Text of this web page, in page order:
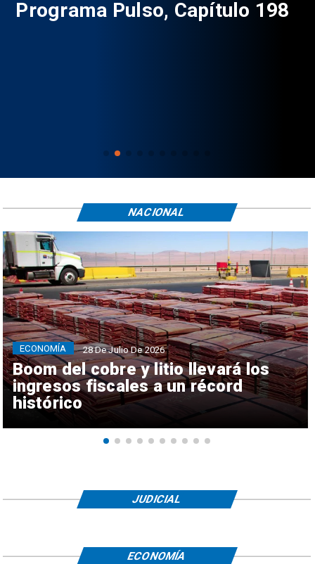
Programa Pulso, Capítulo 198
Boom del cobre y litio llevará los
ingresos fiscales a un récord
histórico
ECONOMÍA 28 De Julio De 2026
NACIONAL
JUDICIAL
ECONOMÍA